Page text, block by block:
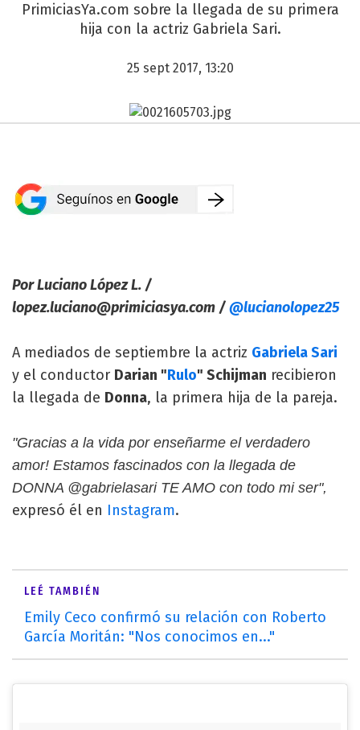
PrimiciasYa.com sobre la llegada de su primera
hija con la actriz Gabriela Sari.
25 sept 2017, 13:20
Por Luciano López L. /
lopez.luciano@primiciasya.com /@lucianolopez25
A mediados de septiembre la actriz Gabriela Sari
y el conductor Darian "Rulo" Schijman recibieron
la llegada de Donna, la primera hija de la pareja.
"Gracias a la vida por enseñarme el verdadero
amor! Estamos fascinados con la llegada de
DONNA @gabrielasari TE AMO con todo mi ser",
expresó él en Instagram.
LEÉ TAMBIÉN
Emily Ceco confirmó su relación con Roberto
García Moritán: "Nos conocimos en..."